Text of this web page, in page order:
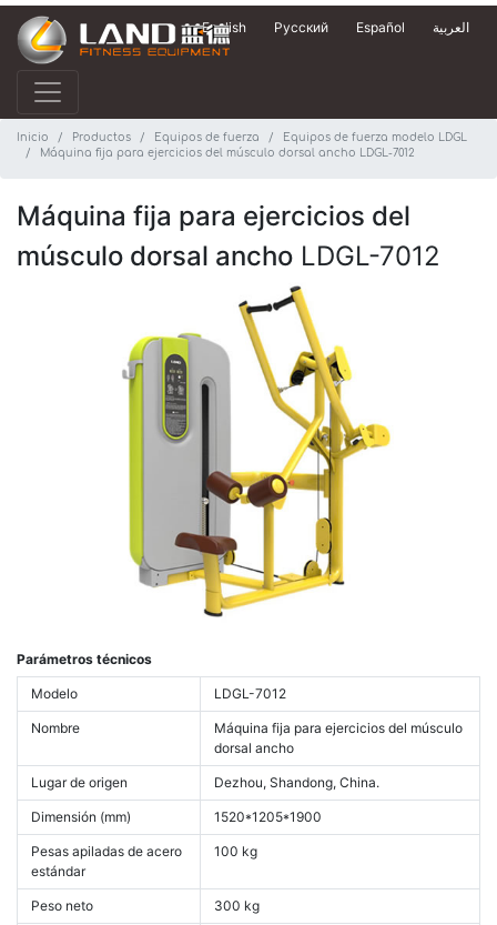
English Русский Español العربية
Inicio Productos Equipos de fuerza
Equipos de fuerza modelo LDGL
Máquina fija para ejercicios del músculo dorsal ancho LDGL-7012
Máquina fija para ejercicios del
músculo dorsal ancho LDGL-7012
Parámetros técnicos
Modelo LDGL-7012
Nombre
Máquina fija para ejercicios del músculo
dorsal ancho
Lugar de origen Dezhou, Shandong, China.
Dimensión (mm) 1520*1205*1900
Pesas apiladas de acero
estándar
100 kg
Peso neto 300 kg